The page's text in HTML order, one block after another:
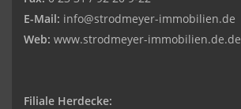
E-Mail: info@strodmeyer-immobilien.de
Web: www.strodmeyer-immobilien.de.de
Filiale Herdecke: